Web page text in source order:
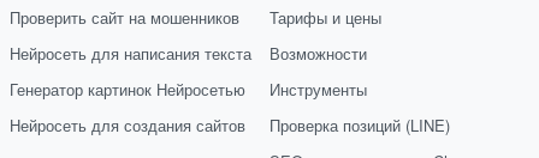
Проверить сайт на мошенников
Нейросеть для написания текста
Генератор картинок Нейросетью
Нейросеть для создания сайтов
Тарифы и цены
Возможности
Инструменты
Проверка позиций (LINE)